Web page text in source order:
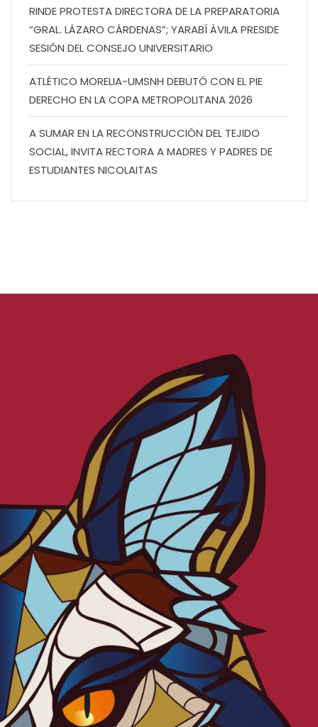
RINDE PROTESTA DIRECTORA DE LA PREPARATORIA
“GRAL. LÁZARO CÁRDENAS”; YARABÍ ÁVILA PRESIDE
SESIÓN DEL CONSEJO UNIVERSITARIO
ATLÉTICO MORELIA-UMSNH DEBUTÓ CON EL PIE
DERECHO EN LA COPA METROPOLITANA 2026
A SUMAR EN LA RECONSTRUCCIÓN DEL TEJIDO
SOCIAL, INVITA RECTORA A MADRES Y PADRES DE
ESTUDIANTES NICOLAITAS